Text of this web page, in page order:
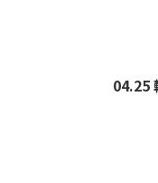
04.25